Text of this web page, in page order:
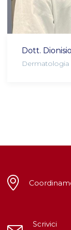
Dott.
Dermatologia
Scrivici